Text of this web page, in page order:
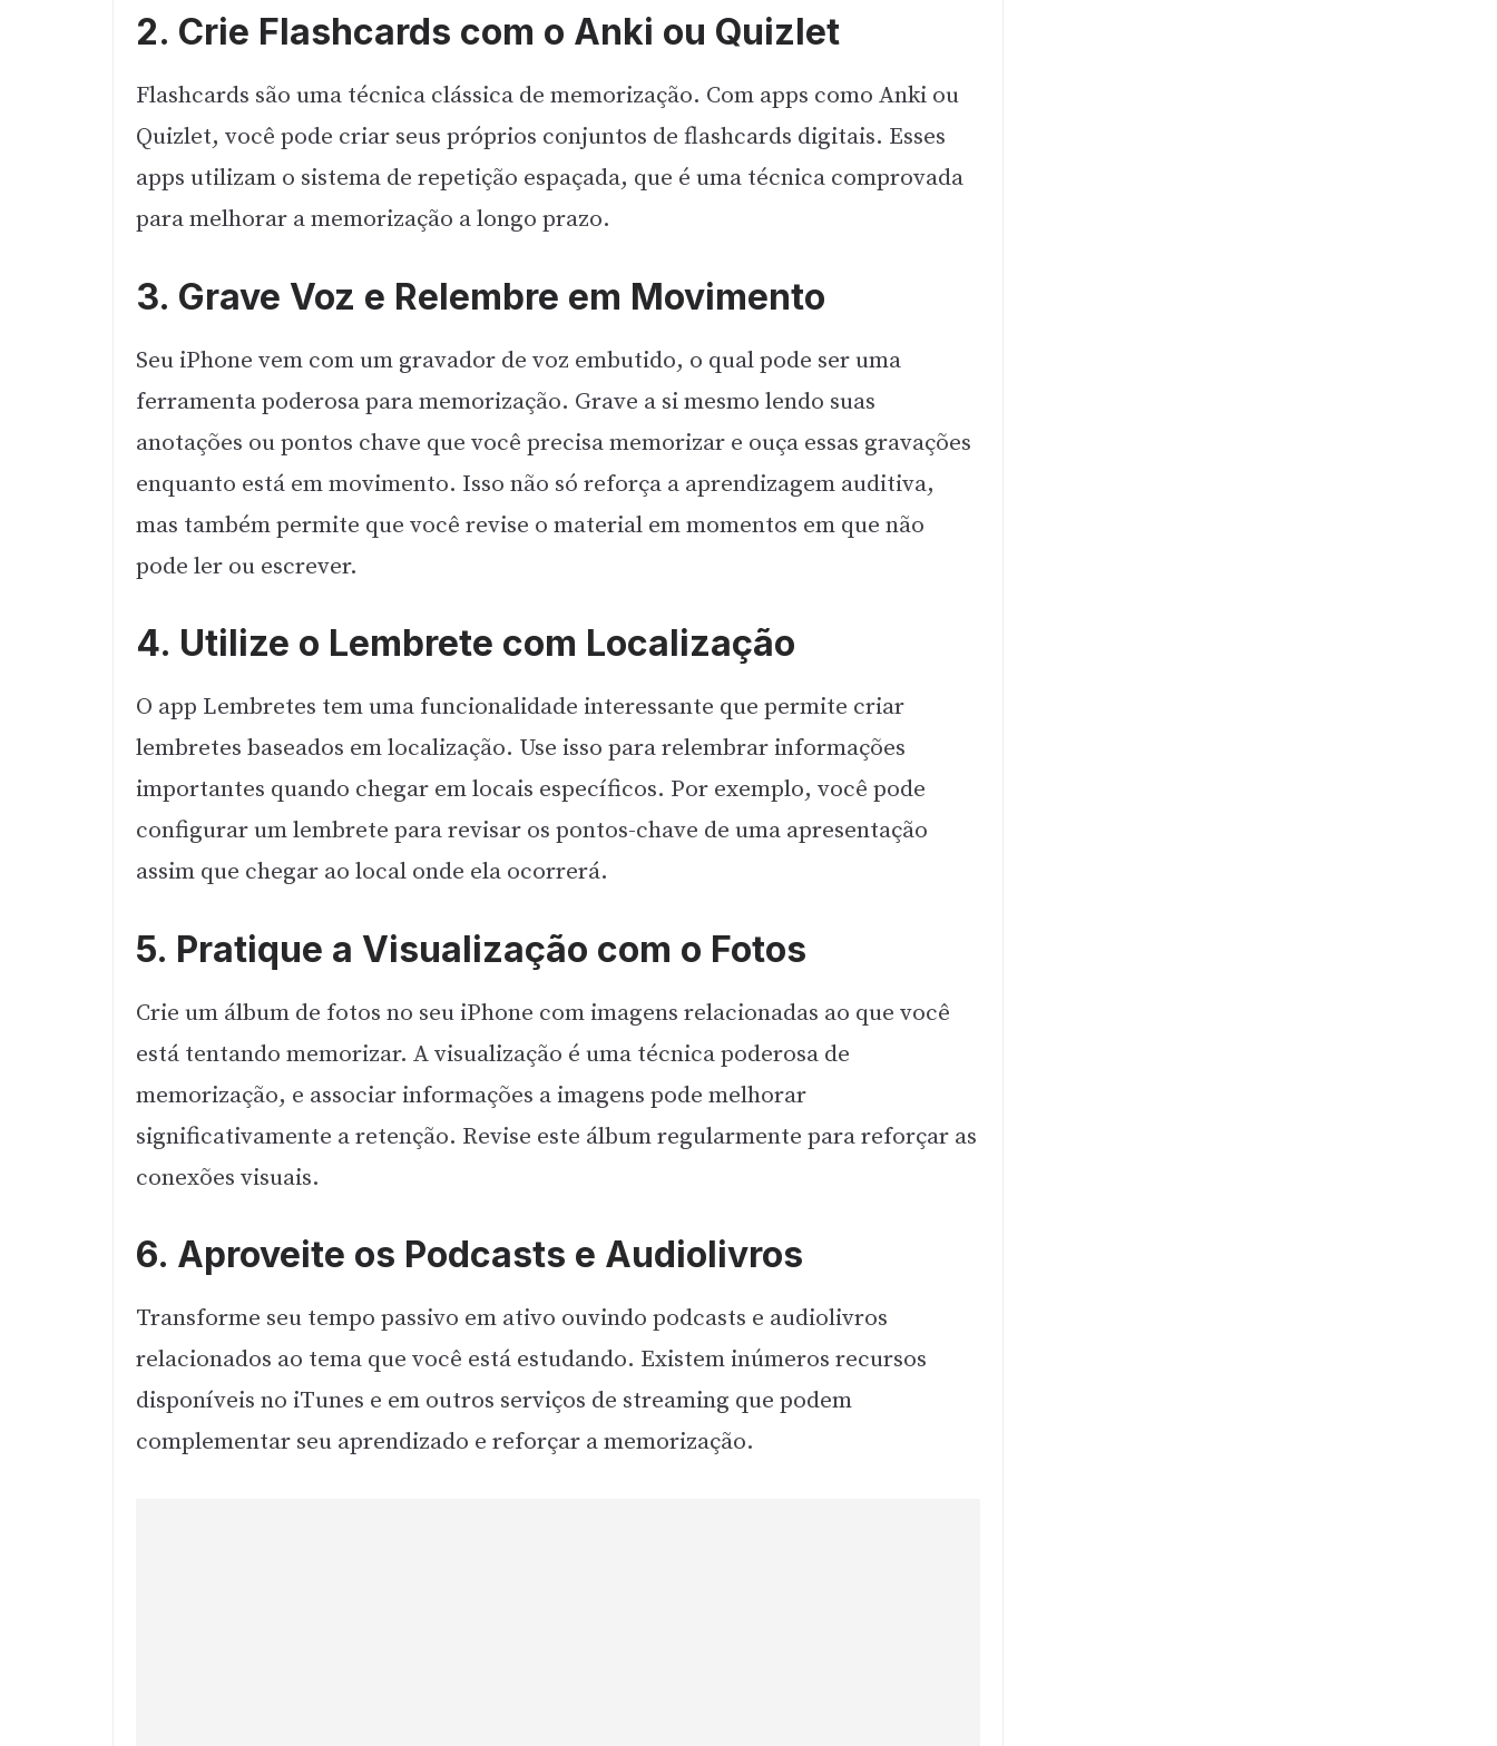
2. Crie Flashcards com o Anki ou Quizlet
Flashcards são uma técnica clássica de memorização. Com apps como Anki ou
Quizlet, você pode criar seus próprios conjuntos de flashcards digitais. Esses
apps utilizam o sistema de repetição espaçada, que é uma técnica comprovada
para melhorar a memorização a longo prazo.
3. Grave Voz e Relembre em Movimento
Seu iPhone vem com um gravador de voz embutido, o qual pode ser uma
ferramenta poderosa para memorização. Grave a si mesmo lendo suas
anotações ou pontos chave que você precisa memorizar e ouça essas gravações
enquanto está em movimento. Isso não só reforça a aprendizagem auditiva,
mas também permite que você revise o material em momentos em que não
pode ler ou escrever.
4. Utilize o Lembrete com Localização
O app Lembretes tem uma funcionalidade interessante que permite criar
lembretes baseados em localização. Use isso para relembrar informações
importantes quando chegar em locais específicos. Por exemplo, você pode
configurar um lembrete para revisar os pontos-chave de uma apresentação
assim que chegar ao local onde ela ocorrerá.
5. Pratique a Visualização com o Fotos
Crie um álbum de fotos no seu iPhone com imagens relacionadas ao que você
está tentando memorizar. A visualização é uma técnica poderosa de
memorização, e associar informações a imagens pode melhorar
significativamente a retenção. Revise este álbum regularmente para reforçar as
conexões visuais.
6. Aproveite os Podcasts e Audiolivros
Transforme seu tempo passivo em ativo ouvindo podcasts e audiolivros
relacionados ao tema que você está estudando. Existem inúmeros recursos
disponíveis no iTunes e em outros serviços de streaming que podem
complementar seu aprendizado e reforçar a memorização.